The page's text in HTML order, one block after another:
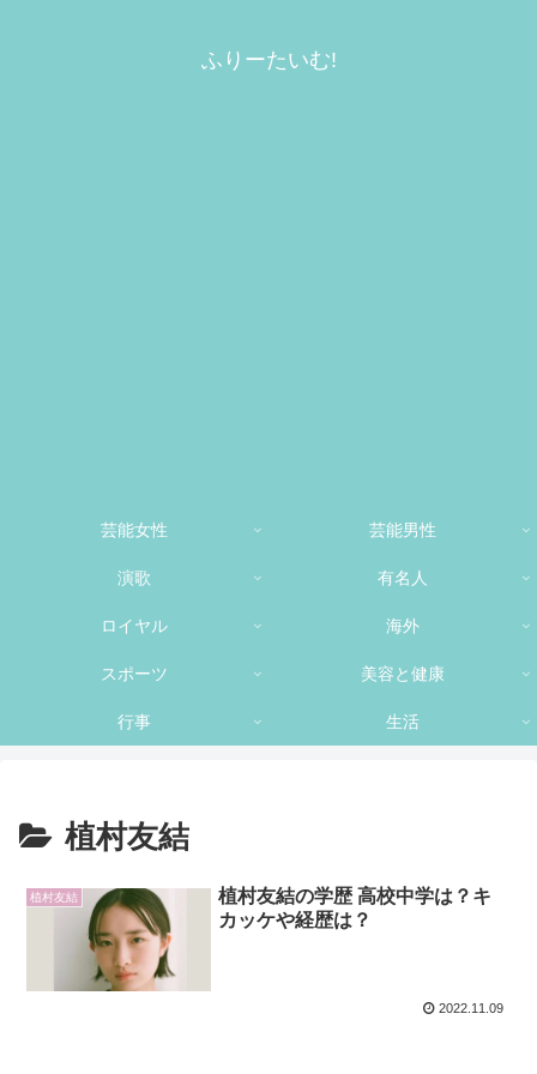
ふりーたいむ!
芸能女性 芸能男性
演歌 有名人
ロイヤル 海外
スポーツ 美容と健康
行事 生活
植村友結
植村友結
植村友結の学歴 高校中学は？キ
カッケや経歴は？
2022.11.09